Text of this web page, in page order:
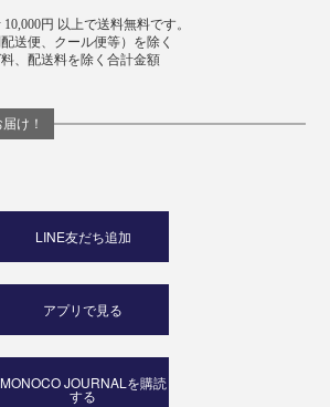
ダー1/2スティックを梅酒40mlとよく
みの量）に注いでください。スライ
ても◎。
円 以上で送料無料です。
送便、クール便等）を除く
、配送料を除く合計金額
け！
LINE友だち追加
アプリで見る
MONOCO JOURNALを購読
する